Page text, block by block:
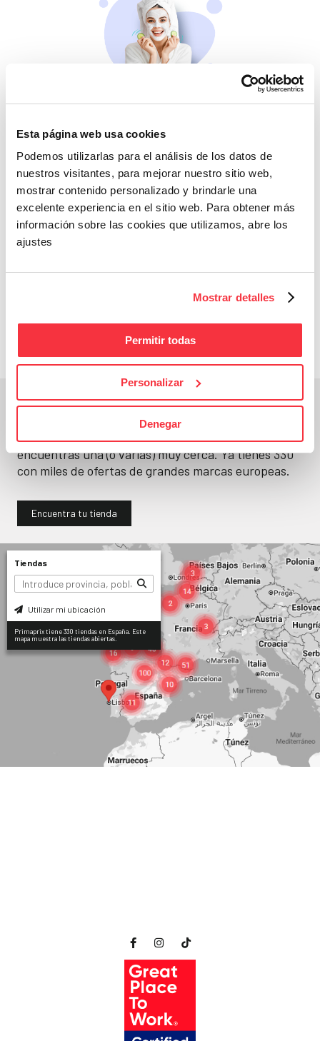
Esta página web usa cookies
Podemos utilizarlas para el análisis de los datos de
nuestros visitantes, para mejorar nuestro sitio web,
mostrar contenido personalizado y brindarle una
excelente experiencia en el sitio web. Para obtener más
información sobre las cookies que utilizamos, abre los
ajustes
Mostrar detalles
Permitir todas
Personalizar
Denegar
Belleza
Si no te mimas tú…
Adelántate a todos y
En un segundo, la encuentras.
No paramos de abrirtiendas. Seguro que
encuentras una (o varias) muy cerca. Ya tienes330
con miles de ofertas de grandes marcas europeas.
Encuentra tu tienda
Tiendas
Utilizar mi ubicación
Primaprix tiene 330 tiendas en España. Este
mapa muestra las tiendas abiertas.